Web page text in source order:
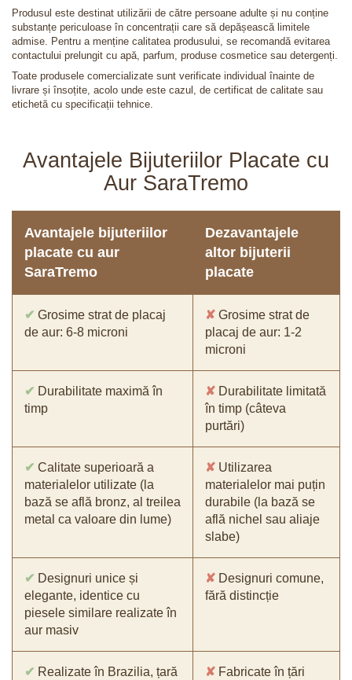
Produsul este destinat utilizării de către persoane adulte și nu conține
substanțe periculoase în concentrații care să depășească limitele
admise. Pentru a menține calitatea produsului, se recomandă evitarea
contactului prelungit cu apă, parfum, produse cosmetice sau detergenți.
Toate produsele comercializate sunt verificate individual înainte de
livrare și însoțite, acolo unde este cazul, de certificat de calitate sau
etichetă cu specificații tehnice.
Avantajele Bijuteriilor Placate cu
Aur SaraTremo
Avantajele bijuteriilor
placate cu aur
SaraTremo
Dezavantajele
altor bijuterii
placate
✔ Grosime strat de placaj
de aur: 6-8 microni
✘ Grosime strat de
placaj de aur: 1-2
microni
✔ Durabilitate maximă în
timp
✘ Durabilitate limitată
în timp (câteva
purtări)
✔ Calitate superioară a
materialelor utilizate (la
bază se află bronz, al treilea
metal ca valoare din lume)
✘ Utilizarea
materialelor mai puțin
durabile (la bază se
află nichel sau aliaje
slabe)
✔ Designuri unice și
elegante, identice cu
piesele similare realizate în
aur masiv
✘ Designuri comune,
fără distincție
✔ Realizate în Brazilia, țară
✘ Fabricate în țări